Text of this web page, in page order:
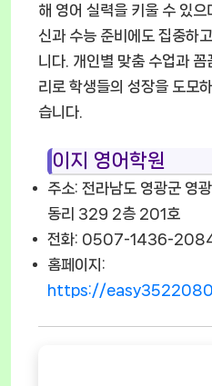
해 영어 실력을 키울 수 있으
신과 수능 준비에도 집중하
니다. 개인별 맞춤 수업과 꼼
리로 학생들의 성장을 도모
습니다.
이지 영어학원
주소: 전라남도 영광군 영
동리 329 2층 201호
전화: 0507-1436-
홈페이지:
https://